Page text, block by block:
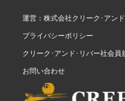
運営：株式会社クリーク･アン
プライバシーポリシー
クリーク･アンド･リバー社会員
お問い合わせ